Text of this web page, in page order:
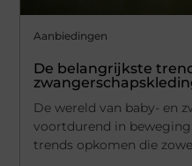
Aanbiedingen
De belangrijkste
De wereld van baby- en
voortdurend in
trends opkomen die